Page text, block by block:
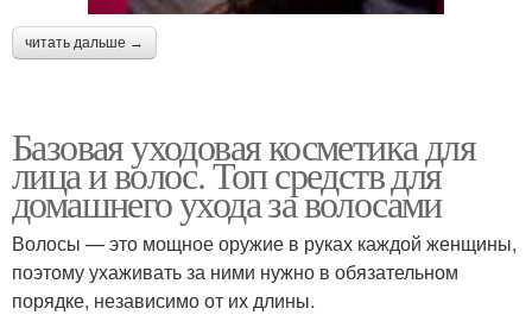
читать дальше →
Базовая уходовая косметика для
лица и волос. Топ средств для
домашнего ухода за волосами
Волосы — это мощное оружие в руках каждой женщины,
поэтому ухаживать за ними нужно в обязательном
порядке, независимо от их длины.